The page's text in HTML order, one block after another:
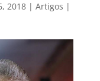
2018| Artigos |